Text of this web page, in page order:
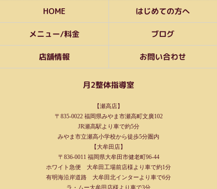
HOME はじめての方へ
メニュー/料金 ブログ
店舗情報 お問い合わせ
月2整体指導室
【瀬高店】
〒835-0022 福岡県みやま市瀬高町文廣102
JR瀬高駅より車で約5分
みやま市立瀬高小学校から徒歩5分圏内
【大牟田店】
〒836-0011 福岡県大牟田市健老町96-44
ホワイト急便 大牟田工場前店様より車で約1分
有明海沿岸道路 大牟田北インターより車で6分
ラ・ムー大牟田店様より車で3分